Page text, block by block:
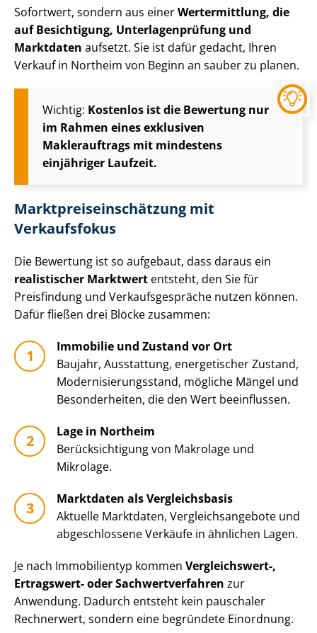
Sofortwert, sondern aus einerWertermittlung, die
auf Besichtigung, Un­ter­la­gen­prü­fung und
Marktdaten aufsetzt. Sie ist dafür gedacht, Ihren
Verkauf in Northeim von Beginn an sauber zu planen.
Wichtig: Kostenlos ist die Bewertung nur
im Rahmen eines exklusiven
Maklerauftrags mit mindestens
einjähriger Laufzeit.
Markt­preis­ein­schät­zung mit
Verkaufsfokus
Die Bewertung ist so aufgebaut, dass daraus ein
realistischer Marktwert entsteht, den Sie für
Preisfindung und Ver­kaufs­ge­sprä­che nutzen können.
Dafür fließen drei Blöcke zusammen:
Immobilie und Zustand vor Ort
Baujahr, Ausstattung, energetischer Zustand,
Mo­der­ni­sie­rungs­stand, mögliche Mängel und
Besonderheiten, die den Wert beeinflussen.
Lage in Northeim
Be­rück­sich­ti­gung von Makrolage und
Mikrolage.
Marktdaten als Vergleichsbasis
Aktuelle Marktdaten, Ver­gleichs­an­ge­bo­te und
abgeschlossene Verkäufe in ähnlichen Lagen.
Je nach Immobilientyp kommen Vergleichswert-,
Ertragswert- oder Sach­wert­ver­fah­ren zur
Anwendung. Dadurch entsteht kein pauschaler
Rechnerwert, sondern eine begründete Einordnung.